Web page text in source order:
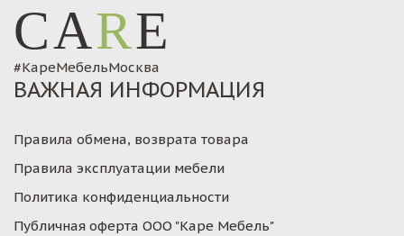
CARE
#КареМебельМосква
ВАЖНАЯ ИНФОРМАЦИЯ
Правила обмена, возврата товара
Правила эксплуатации мебели
Политика конфиденциальности
Публичная оферта ООО "Каре Мебель"